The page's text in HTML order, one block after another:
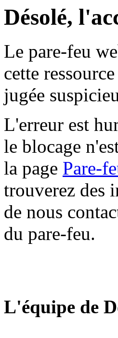
Désolé,
Le pare-feu
cette
jugée
L'erreur est
le blocage
la page Pare-
trouverez des
de nous
du pare-feu.
L'équipe de